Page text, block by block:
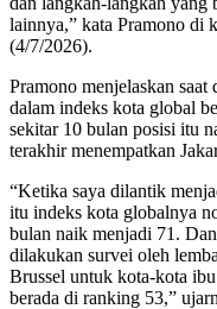
lainnya,” kata Pramono di
(4/7/2026).
Pramono menjelaskan
dalam indeks kota global
sekitar 10 bulan posisi itu
terakhir menempatkan
“Ketika saya dilantik
itu indeks kota globalnya
bulan naik menjadi 71.
dilakukan survei oleh
Brussel untuk kota-kota
berada di ranking 53,”